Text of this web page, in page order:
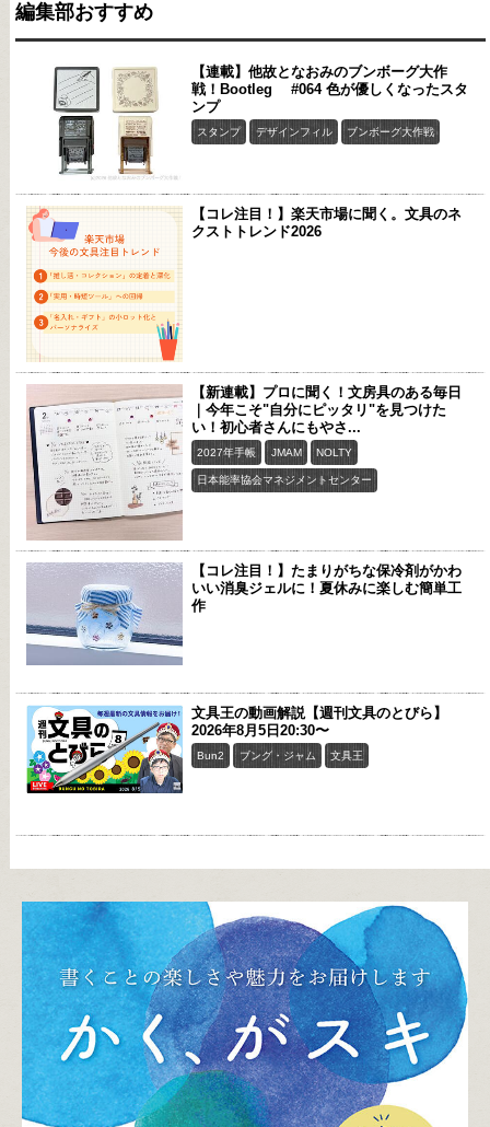
編集部おすすめ
【連載】他故となおみのブンボーグ大作
戦！Bootleg #064 色が優しくなったスタ
ンプ
スタンプ デザインフィル ブンボーグ大作戦
【コレ注目！】楽天市場に聞く。文具のネ
クストトレンド2026
【新連載】プロに聞く！文房具のある毎日
｜今年こそ"自分にピッタリ"を見つけた
い！初心者さんにもやさ...
2027年手帳 JMAM NOLTY
日本能率協会マネジメントセンター
【コレ注目！】たまりがちな保冷剤がかわ
いい消臭ジェルに！夏休みに楽しむ簡単工
作
文具王の動画解説【週刊文具のとびら】
2026年8月5日20:30〜
Bun2 ブング・ジャム 文具王